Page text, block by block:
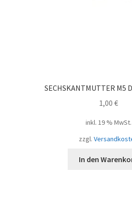
SECHSKANTMUTTER M5
1,00 €
inkl. 19 % MwSt.
zzgl.
In den